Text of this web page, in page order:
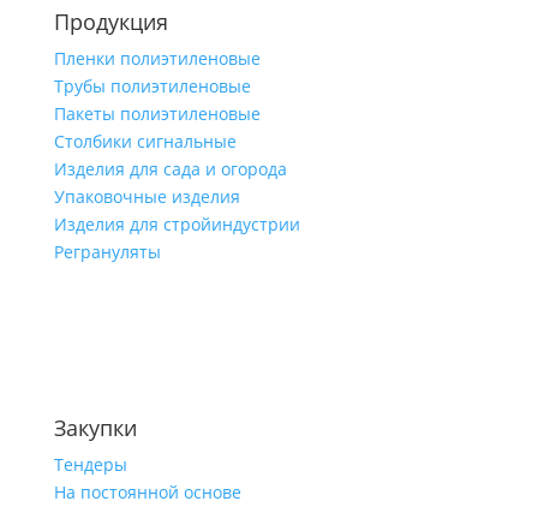
Продукция
Пленки полиэтиленовые
Трубы полиэтиленовые
Пакеты полиэтиленовые
Столбики сигнальные
Изделия для сада и огорода
Упаковочные изделия
Изделия для стройиндустрии
Регрануляты
Закупки
Тендеры
На постоянной основе